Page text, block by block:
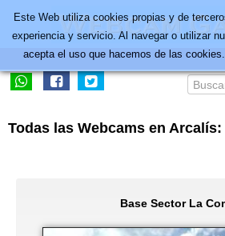
Todas las Webcams en Arcalís:
Base Sector La
Este Web utiliza cookies propias y de
experiencia y servicio. Al navegar o utilizar
acepta el uso que hacemos de las